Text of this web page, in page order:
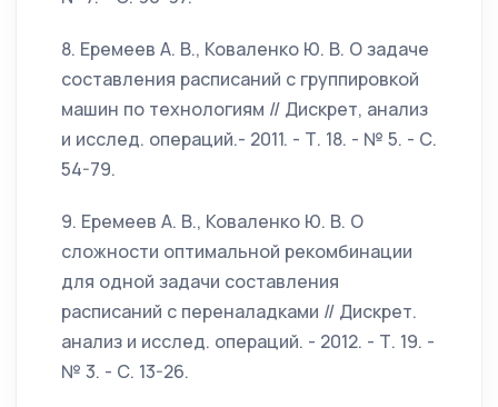
8. Еремеев А. В., Коваленко Ю. В. О задаче
составления расписаний с группировкой
машин по технологиям // Дискрет, анализ
и исслед. операций.- 2011. - Т. 18. - № 5. - С.
54-79.
9. Еремеев А. В., Коваленко Ю. В. О
сложности оптимальной рекомбинации
для одной задачи составления
расписаний с переналадками // Дискрет.
анализ и исслед. операций. - 2012. - Т. 19. -
№ 3. - С. 13-26.